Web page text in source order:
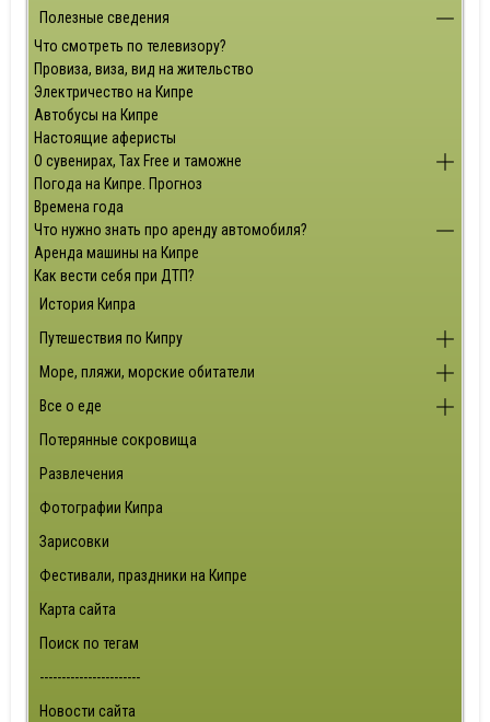
Полезные сведения
Что смотреть по телевизору?
Провиза, виза, вид на жительство
Электричество на Кипре
Автобусы на Кипре
Настоящие аферисты
О сувенирах, Tax Free и таможне
Погода на Кипре. Прогноз
Времена года
Что нужно знать про аренду автомобиля?
Аренда машины на Кипре
Как вести себя при ДТП?
История Кипра
Путешествия по Кипру
Море, пляжи, морские обитатели
Все о еде
Потерянные сокровища
Развлечения
Фотографии Кипра
Зарисовки
Фестивали, праздники на Кипре
Карта сайта
Поиск по тегам
-----------------------
Новости сайта